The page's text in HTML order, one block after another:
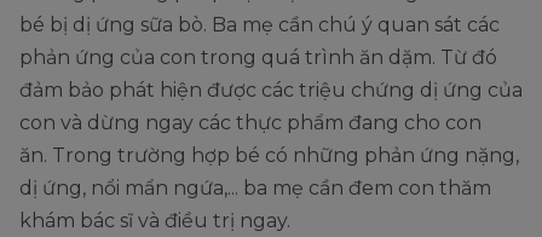
bé bị dị ứng sữa bò. Ba mẹ cần chú ý quan sát các
phản ứng của con trong quá trình ăn dặm. Từ đó
đảm bảo phát hiện được các triệu chứng dị ứng của
con và dừng ngay các thực phẩm đang cho con
ăn. Trong trường hợp bé có những phản ứng nặng,
dị ứng, nổi mẩn ngứa,... ba mẹ cần đem con thăm
khám bác sĩ và điều trị ngay.